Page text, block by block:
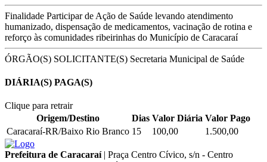
Finalidade Participar de Ação de Saúde levando atendimento
humanizado, dispensação de medicamentos, vacinação de rotina e
reforço às comunidades ribeirinhas do Município de Caracaraí
ÓRGÃO(S) SOLICITANTE(S) Secretaria Municipal de Saúde
DIÁRIA(S) PAGA(S)
Clique para retrair
Origem/Destino
Dias Valor Diária Valor Pago
Caracaraí-RR/Baixo Rio Branco 15 100,00 1.500,00
Prefeitura de Caracaraí | Praça Centro Cívico, s/n - Centro